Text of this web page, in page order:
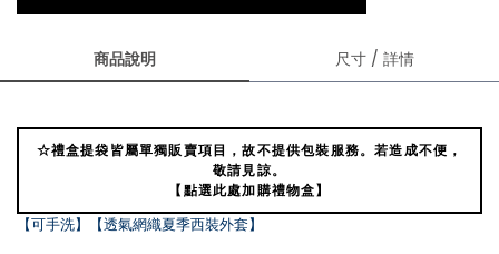
商品說明 尺寸 / 詳情
☆禮盒提袋皆屬單獨販賣項目，故不提供包裝服務。若造成不便，
敬請見諒。
【點選此處加購禮物盒】
【可手洗】【透氣網織夏季西裝外套】